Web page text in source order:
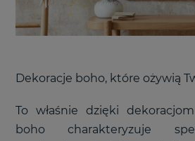
Dekoracje boho, które ożywią
To właśnie dzięki
boho charakteryzuje